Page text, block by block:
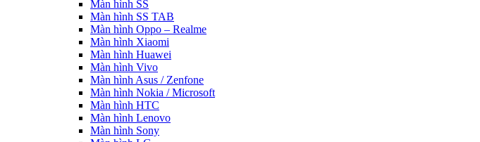
Màn hình SS
Màn hình SS TAB
Màn hình Oppo – Realme
Màn hình Xiaomi
Màn hình Huawei
Màn hình Vivo
Màn hình Asus / Zenfone
Màn hình Nokia / Microsoft
Màn hình HTC
Màn hình Lenovo
Màn hình Sony